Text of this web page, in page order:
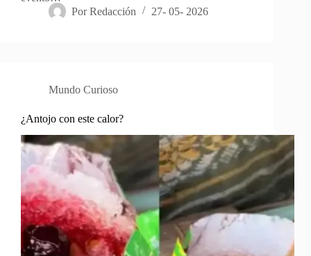
Por Redacción 27- 05- 2026
Mundo Curioso
¿Antojo con este calor?